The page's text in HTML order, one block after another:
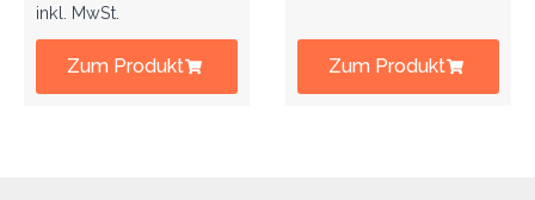
inkl. MwSt.
Zum Produkt Zum Produkt